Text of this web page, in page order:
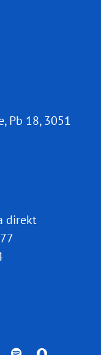
Pb 18, 3051
direkt